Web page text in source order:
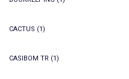
CACTUS (1)
CASIBOM TR (1)